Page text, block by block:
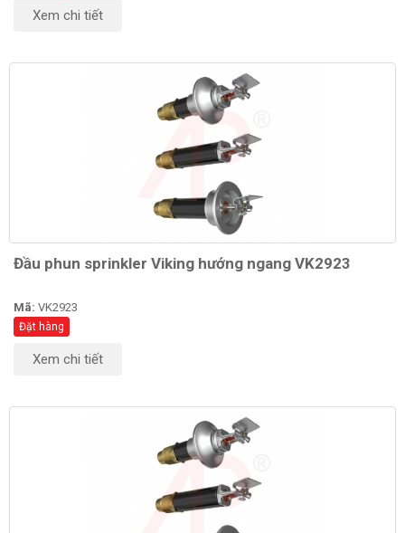
Xem chi tiết
Đầu phun sprinkler Viking hướng ngang VK2923
Mã: VK2923
Đặt hàng
Xem chi tiết